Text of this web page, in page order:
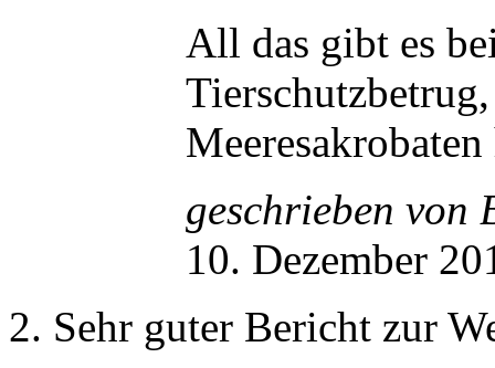
All das gibt es
geschrieben von
10. Dezember
Sehr guter Bericht zur